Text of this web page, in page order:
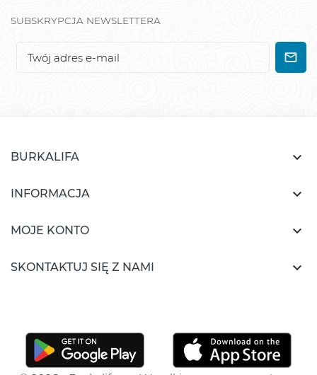
SUBSKRYPCJA NEWSLETTERA
BURKALIFA 
INFORMACJA 
MOJE KONTO 
SKONTAKTUJ SIĘ Z NAMI 